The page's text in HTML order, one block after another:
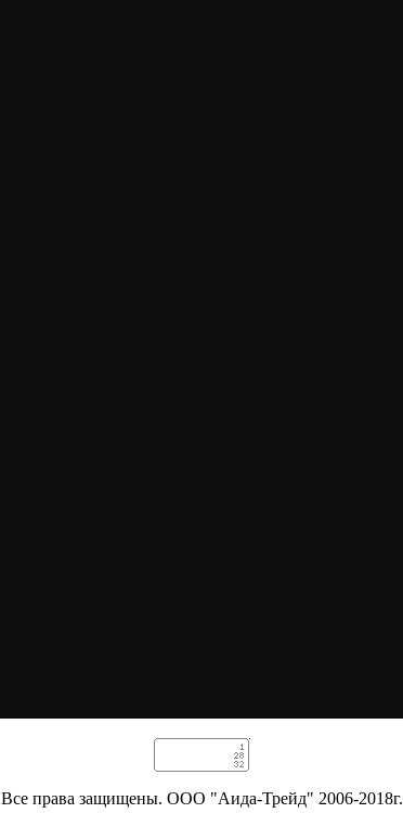
Все права защищены. ООО "Аида-Трейд" 2006-2018г.